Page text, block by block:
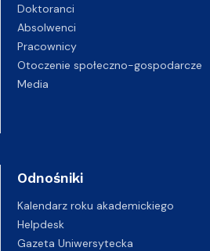
Doktoranci
Absolwenci
Pracownicy
Otoczenie społeczno-gospodarcze
Media
Odnośniki
Kalendarz roku akademickiego
Helpdesk
Gazeta Uniwersytecka